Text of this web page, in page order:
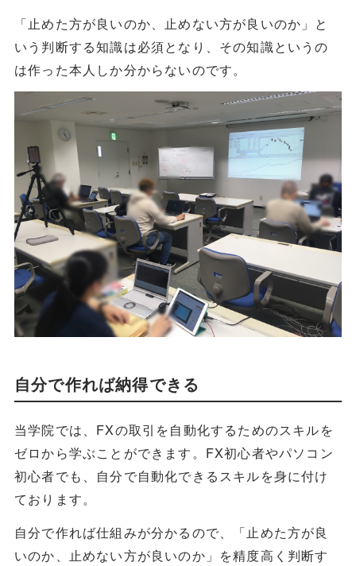
「止めた方が良いのか、止めない方が良いのか」と
いう判断する知識は必須となり、その知識というの
は作った本人しか分からないのです。
自分で作れば納得できる
当学院では、FXの取引を自動化するためのスキルを
ゼロから学ぶことができます。FX初心者やパソコン
初心者でも、自分で自動化できるスキルを身に付け
ております。
自分で作れば仕組みが分かるので、「止めた方が良
いのか、止めない方が良いのか」を精度高く判断す